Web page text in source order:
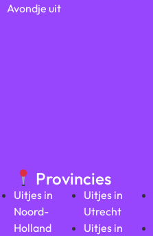
Avondje uit
Provincies
Uitjes in
Noord-
Holland
Uitjes in
Utrecht
Uitjes in